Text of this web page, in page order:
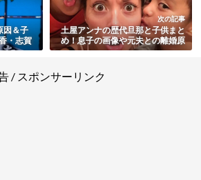
因＆子
・志賀
次の記事
土屋アンナの歴代旦那と子供まと
め！息子の画像や元夫との離婚原
因あり
/ スポンサーリンク